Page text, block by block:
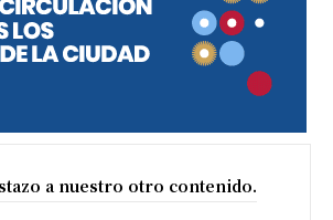
a nuestro otro contenido.